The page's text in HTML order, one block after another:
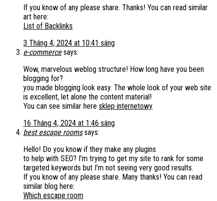
If you know of any please share. Thanks! You can read similar
art here:
List of Backlinks
3 Tháng 4, 2024 at 10:41 sáng
e-commerce says:
Wow, marvelous weblog structure! How long have you been
blogging for?
you made blogging look easy. The whole look of your web site
is excellent, let alone the content material!
You can see similar here sklep internetowy
16 Tháng 4, 2024 at 1:46 sáng
best escape rooms says:
Hello! Do you know if they make any plugins
to help with SEO? I’m trying to get my site to rank for some
targeted keywords but I’m not seeing very good results.
If you know of any please share. Many thanks! You can read
similar blog here:
Which escape room